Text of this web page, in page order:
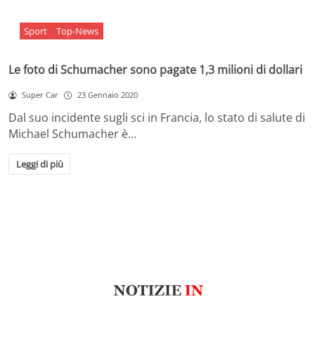
Sport Top-News
Le foto di Schumacher sono pagate 1,3 milioni di dollari
Super Car 23 Gennaio 2020
Dal suo incidente sugli sci in Francia, lo stato di salute di
Michael Schumacher è…
Leggi di più